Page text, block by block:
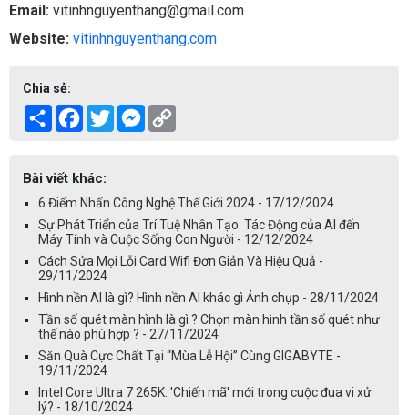
Email: vitinhnguyenthang@gmail.com
Website: vitinhnguyenthang.com
Chia sẻ:
Share Facebook
TwitterMessenger
Bài viết khác:
6 Điểm Nhấn Công Nghệ Thế Giới 2024 - 17/12/2024
Sự Phát Triển của Trí Tuệ Nhân Tạo: Tác Động của AI đến
Máy Tính và Cuộc Sống Con Người - 12/12/2024
Cách Sửa Mọi Lỗi Card Wifi Đơn Giản Và Hiệu Quả -
29/11/2024
Hình nền AI là gì? Hình nền AI khác gì Ảnh chụp - 28/11/2024
Tần số quét màn hình là gì ? Chọn màn hình tần số quét như
thế nào phù hợp ? - 27/11/2024
Săn Quà Cực Chất Tại “Mùa Lễ Hội” Cùng GIGABYTE -
19/11/2024
Intel Core Ultra 7 265K: 'Chiến mã' mới trong cuộc đua vi xử
lý? - 18/10/2024